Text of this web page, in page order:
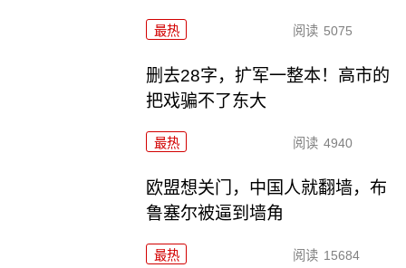
最热 阅读 5075
删去28字，扩军一整本！高市的
把戏骗不了东大
最热 阅读 4940
欧盟想关门，中国人就翻墙，布
鲁塞尔被逼到墙角
最热 阅读 15684